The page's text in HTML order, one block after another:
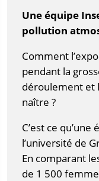
Une équipe
pollution
Comment
pendant la
déroulement et
naître ?
C’est ce
l’université de
En comparant
de 1 500